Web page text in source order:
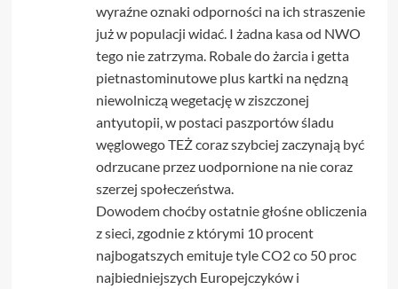
wyraźne oznaki odporności na ich straszenie
już w populacji widać. I żadna kasa od NWO
tego nie zatrzyma. Robale do żarcia i getta
pietnastominutowe plus kartki na nędzną
niewolniczą wegetację w ziszczonej
antyutopii, w postaci paszportów śladu
węglowego TEŻ coraz szybciej zaczynają być
odrzucane przez uodpornione na nie coraz
szerzej społeczeństwa.
Dowodem choćby ostatnie głośne obliczenia
z sieci, zgodnie z którymi 10 procent
najbogatszych emituje tyle CO2 co 50 proc
najbiedniejszych Europejczyków i